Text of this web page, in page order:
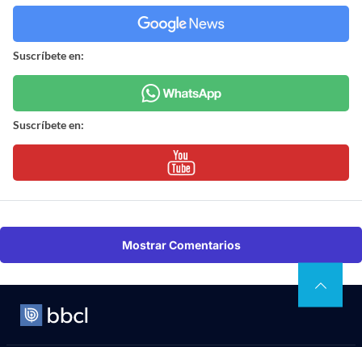
Suscríbete en:
Suscríbete en:
Mostrar Comentarios